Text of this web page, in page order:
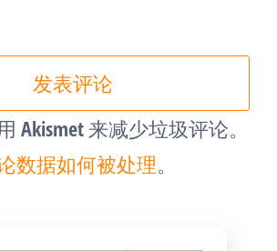
Akismet 来减少垃圾评论。
数据如何被处理。